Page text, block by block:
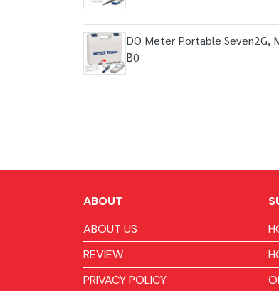
DO Meter Portable Seven2G,
฿0
ABOUT
ABOUT US
REVIEW
PRIVACY POLICY